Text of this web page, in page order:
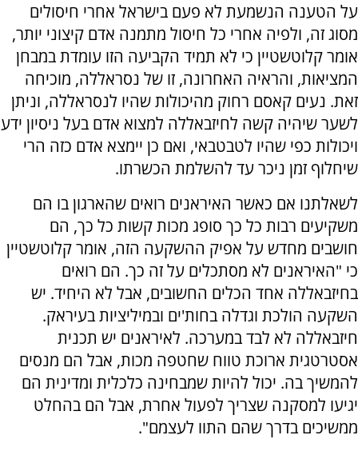
על הטענה הנשמעת לא פעם בישראל אחרי חיסולים
מסוג זה, ולפיה אחרי כל חיסול מתמנה אדם קיצוני יותר,
אומר קלוטשטיין כי לא תמיד הקביעה הזו עומדת במבחן
המציאות, והראיה האחרונה, זו של נסראללה, מוכיחה
זאת. נעים קאסם רחוק מהיכולות שהיו לנסראללה, וניתן
לשער שיהיה קשה לחיזבאללה למצוא אדם בעל ניסיון ידע
ויכולות כפי שהיו לטבטבאי, ואם כן יימצא אדם כזה הרי
שיחלוף זמן ניכר עד להשלמת הכשרתו.
לשאלתנו אם כאשר האיראנים רואים שהארגון בו הם
משקיעים רבות כל כך סופג מכות קשות כל כך, הם
חושבים מחדש על אפיק ההשקעה הזה, אומר קלוטשטיין
כי "האיראנים לא מסתכלים על זה כך. הם רואים
בחיזבאללה אחד הכלים החשובים, אבל לא היחיד. יש
השקעה הולכת וגדלה בחות'ים ובמיליציות בעיראק.
חיזבאללה לא לבד במערכה. לאיראנים יש תכנית
אסטרטגית ארוכת טווח שחטפה מכות, אבל הם מנסים
להמשיך בה. יכול להיות שמבחינה כלכלית ומדינית הם
יגיעו למסקנה שצריך לפעול אחרת, אבל הם בהחלט
ממשיכים בדרך שהם התוו לעצמם".